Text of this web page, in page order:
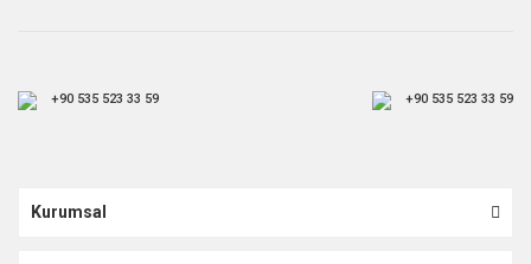
+90 535 523 33 59 +90 535 523 33 59
Kurumsal